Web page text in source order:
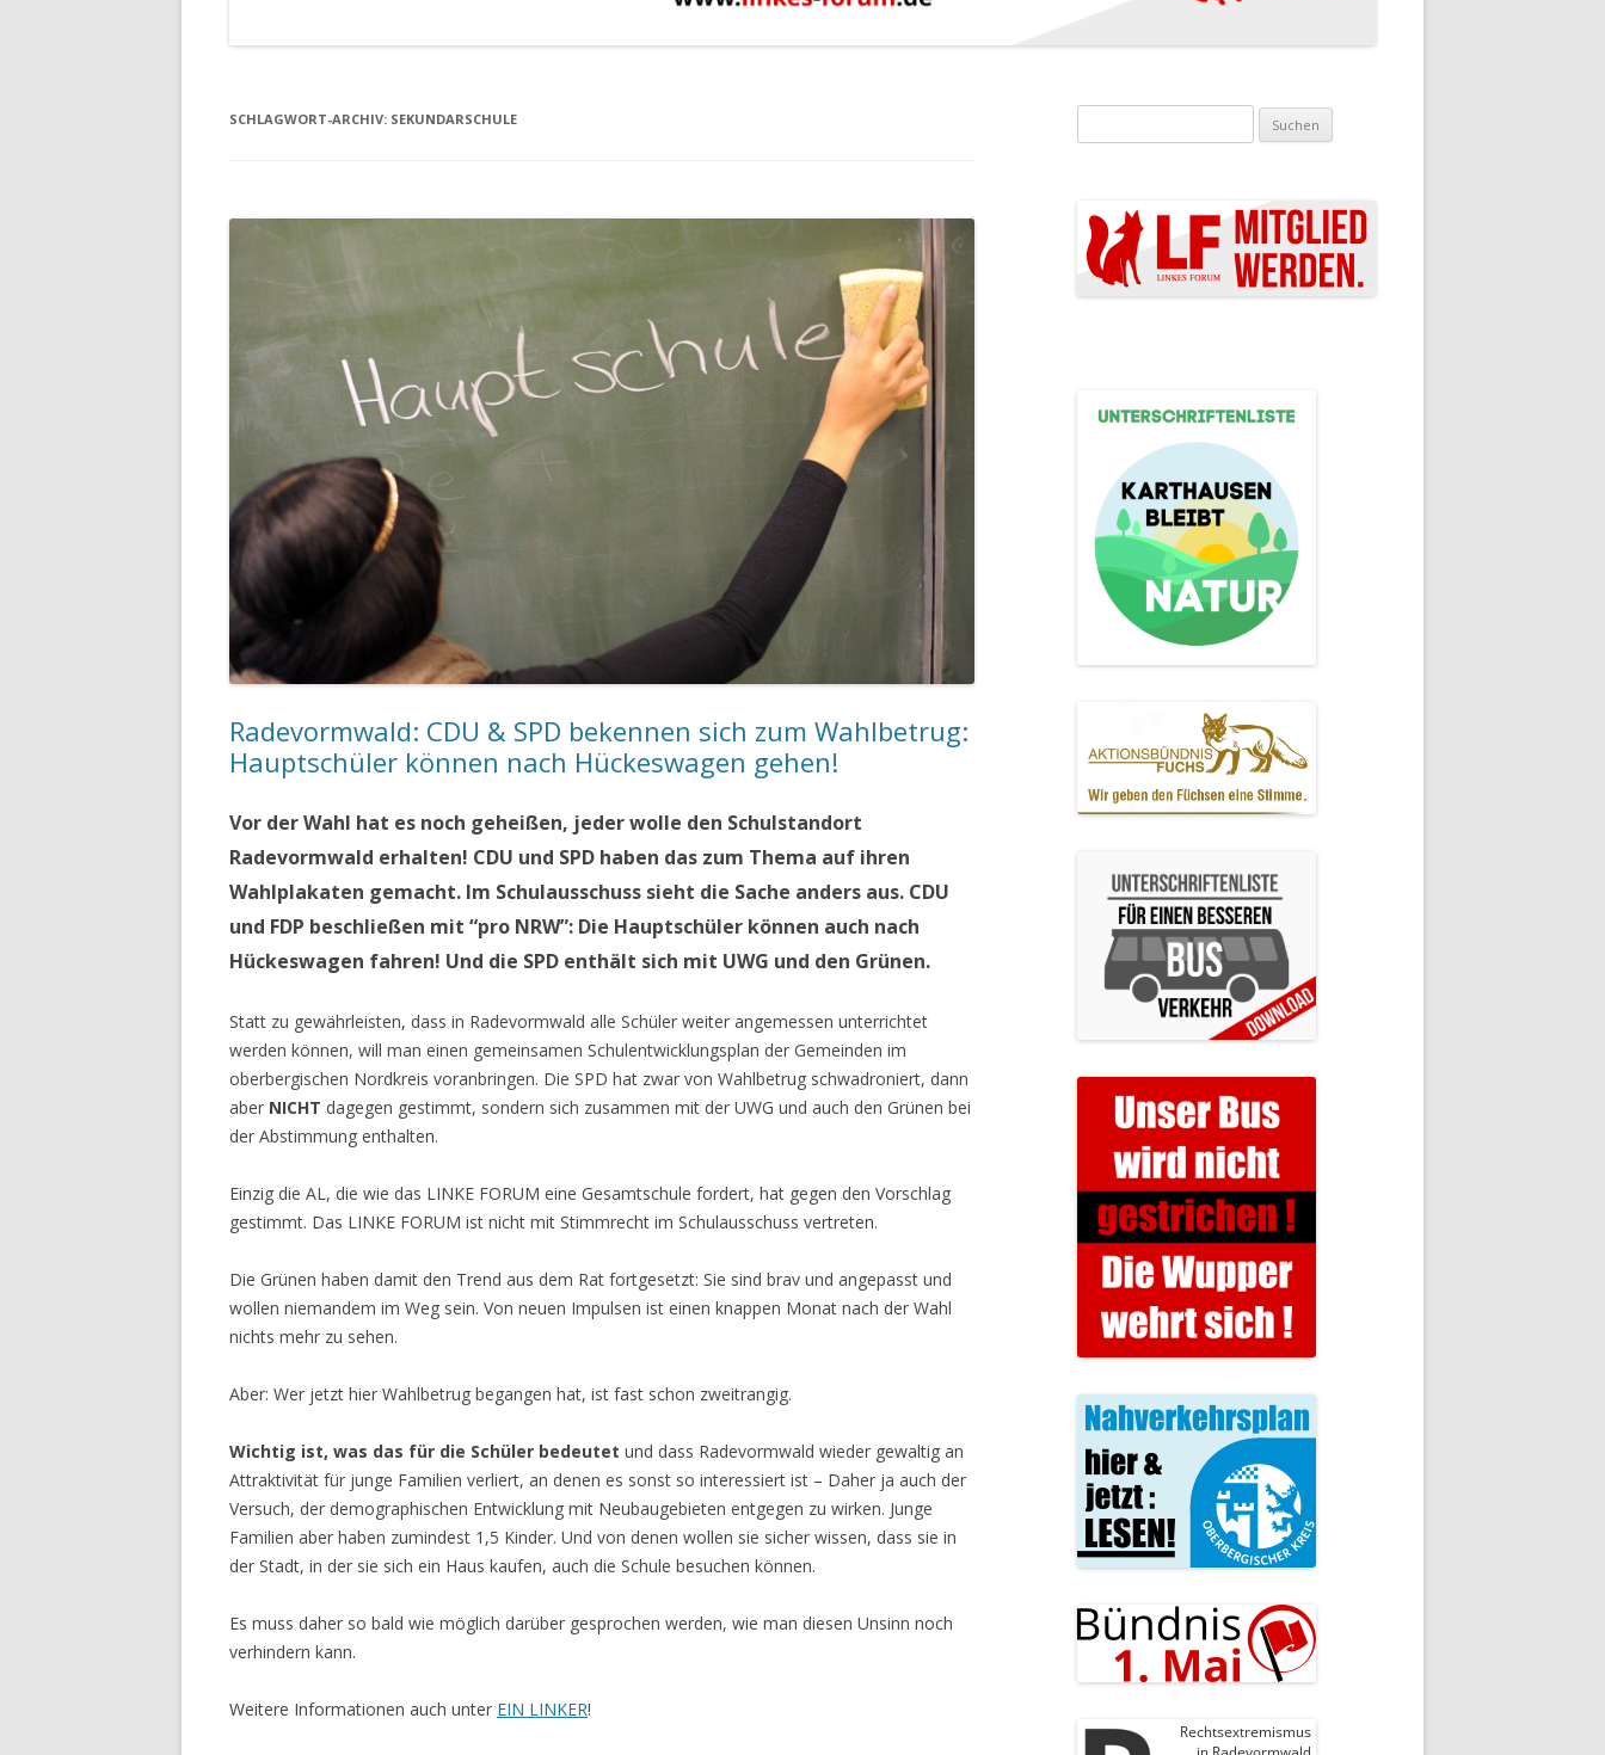
SCHLAGWORT-ARCHIV: SEKUNDARSCHULE
Radevormwald: CDU & SPD bekennen sich zum Wahlbetrug:
Hauptschüler können nach Hückeswagen gehen!
Vor der Wahl hat es noch geheißen, jeder wolle den Schulstandort
Radevormwald erhalten! CDU und SPD haben das zum Thema auf ihren
Wahlplakaten gemacht. Im Schulausschuss sieht die Sache anders aus. CDU
und FDP beschließen mit “pro NRW”: Die Hauptschüler können auch nach
Hückeswagen fahren! Und die SPD enthält sich mit UWG und den Grünen.
Statt zu gewährleisten, dass in Radevormwald alle Schüler weiter angemessen unterrichtet
werden können, will man einen gemeinsamen Schulentwicklungsplan der Gemeinden im
oberbergischen Nordkreis voranbringen. Die SPD hat zwar von Wahlbetrug schwadroniert, dann
aber NICHT dagegen gestimmt, sondern sich zusammen mit der UWG und auch den Grünen bei
der Abstimmung enthalten.
Einzig die AL, die wie das LINKE FORUM eine Gesamtschule fordert, hat gegen den Vorschlag
gestimmt. Das LINKE FORUM ist nicht mit Stimmrecht im Schulausschuss vertreten.
Die Grünen haben damit den Trend aus dem Rat fortgesetzt: Sie sind brav und angepasst und
wollen niemandem im Weg sein. Von neuen Impulsen ist einen knappen Monat nach der Wahl
nichts mehr zu sehen.
Aber: Wer jetzt hier Wahlbetrug begangen hat, ist fast schon zweitrangig.
Wichtig ist, was das für die Schüler bedeutet und dass Radevormwald wieder gewaltig an
Attraktivität für junge Familien verliert, an denen es sonst so interessiert ist – Daher ja auch der
Versuch, der demographischen Entwicklung mit Neubaugebieten entgegen zu wirken. Junge
Familien aber haben zumindest 1,5 Kinder. Und von denen wollen sie sicher wissen, dass sie in
der Stadt, in der sie sich ein Haus kaufen, auch die Schule besuchen können.
Es muss daher so bald wie möglich darüber gesprochen werden, wie man diesen Unsinn noch
verhindern kann.
Weitere Informationen auch unter EIN LINKER!